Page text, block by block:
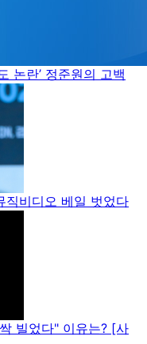
논란’ 정준원의 고백
직비디오 베일 벗었다
빌었다" 이유는? [사